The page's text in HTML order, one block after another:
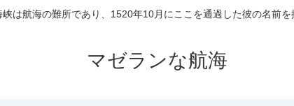
は航海の難所であり、1520年10月にここを通過した彼の名前を
マゼランな航海